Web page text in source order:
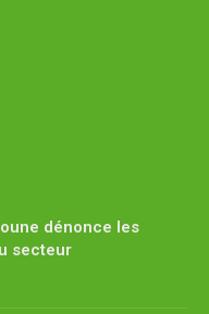
dénonce les
secteur